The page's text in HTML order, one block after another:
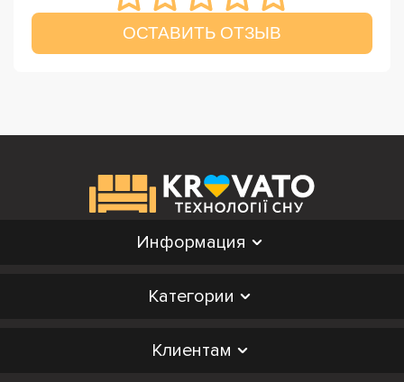
ОСТАВИТЬ ОТЗЫВ
Информация
Категории
Клиентам